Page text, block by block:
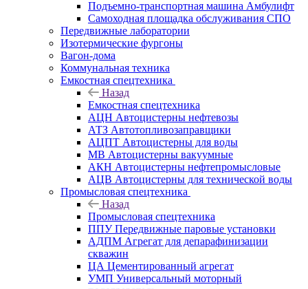
Подъемно-транспортная машина Амбулифт
Самоходная площадка обслуживания СПО
Передвижные лаборатории
Изотермические фургоны
Вагон-дома
Коммунальная техника
Емкостная спецтехника
Назад
Емкостная спецтехника
АЦН Автоцистерны нефтевозы
АТЗ Автотопливозаправщики
АЦПТ Автоцистерны для воды
МВ Автоцистерны вакуумные
АКН Автоцистерны нефтепромысловые
АЦВ Автоцистерны для технической воды
Промысловая спецтехника
Назад
Промысловая спецтехника
ППУ Передвижные паровые установки
АДПМ Агрегат для депарафинизации
скважин
ЦА Цементированный агрегат
УМП Универсальный моторный